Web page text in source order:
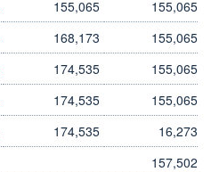
155,065
155,065
168,173
155,065
174,535
155,065
174,535
155,065
174,535
16,273
157,502